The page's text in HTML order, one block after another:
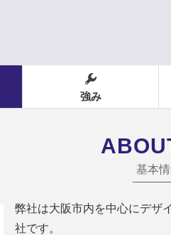
強み
基本
弊社は大阪市内を中心にデザ
社です。